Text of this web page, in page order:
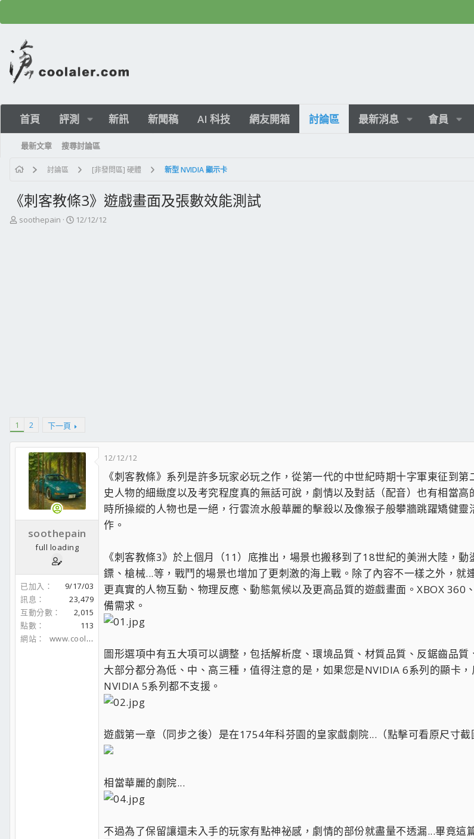
首頁 評測 新訊 新聞稿 AI 科技 網友開箱 討論區 最新消息 會員
最新文章 搜尋討論區
討論區 [非發問區] 硬體 新型 NVIDIA 顯示卡
《刺客教條3》遊戲畫面及張數效能測試
主
soothepain
開
12/12/12
1 2 下一頁
soothepain
full loading
已加入
9/17/03
訊息
23,479
互動分數
2,015
點數
113
網站
www.coolaler.com
12/12/12
《刺客教條》系列是許多玩家必玩之作，從第一代的中世紀時期十字軍東征到
史人物的細緻度以及考究程度真的無話可說，劇情以及對話（配音）也有相當
時所操縱的人物也是一絕，行雲流水般華麗的擊殺以及像猴子般攀牆跳躍矯健
作。
《刺客教條3》於上個月（11）底推出，場景也搬移到了18世紀的美洲大陸，
鏢、槍械...等，戰鬥的場景也增加了更刺激的海上戰。除了內容不一樣之外，
更真實的人物互動、物理反應、動態氣候以及更高品質的遊戲畫面。XBOX
備需求。
圖形選項中有五大項可以調整，包括解析度、環境品質、材質品質、反鋸齒品
大部分都分為低、中、高三種，值得注意的是，如果您是NVIDIA 6系列的顯卡
NVIDIA 5系列都不支援。
遊戲第一章（同步之後）是在1754年科芬園的皇家戲劇院...（點擊可看原尺寸截
相當華麗的劇院...
不過為了保留讓還未入手的玩家有點神祕感，劇情的部份就盡量不透漏...畢竟